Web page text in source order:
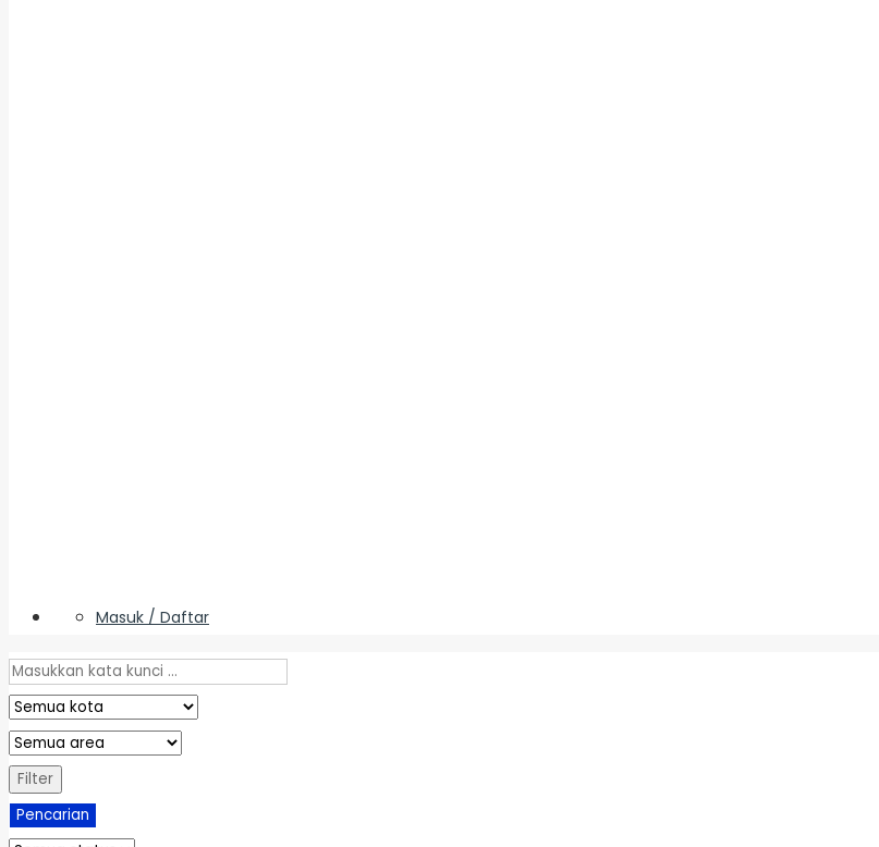
Masuk / Daftar
Filter
Pencarian